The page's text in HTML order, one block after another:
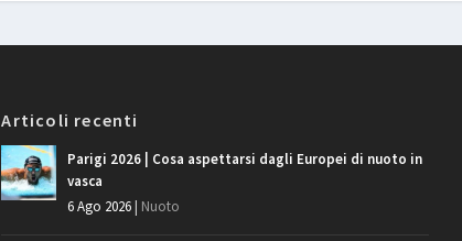
Articoli recenti
Parigi 2026 | Cosa aspettarsi dagli Europei di nuoto in
vasca
6 Ago 2026| Nuoto